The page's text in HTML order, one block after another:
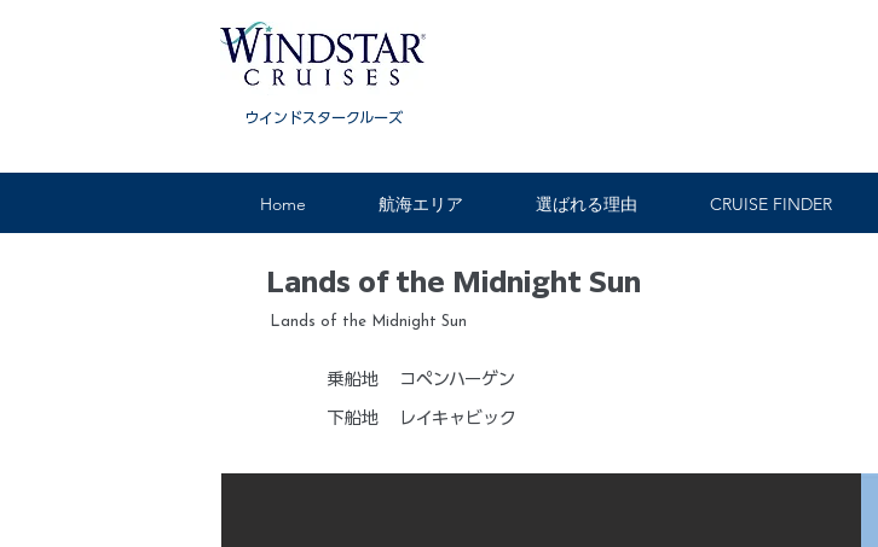
ウインドスタークルーズ
Home 航海エリア 選ばれる理由 CRUISE FINDER
Lands of the Midnight Sun
Lands of the Midnight Sun
乗船地 コペンハーゲン
下船地 レイキャビック